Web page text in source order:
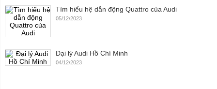
Tìm hiểu hệ dẫn động Quattro của Audi
05/12/2023
Đại lý Audi Hồ Chí Minh
04/12/2023